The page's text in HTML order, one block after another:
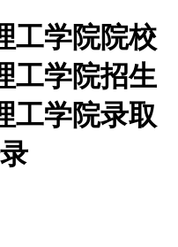
工学院院校
工学院招生
工学院录取